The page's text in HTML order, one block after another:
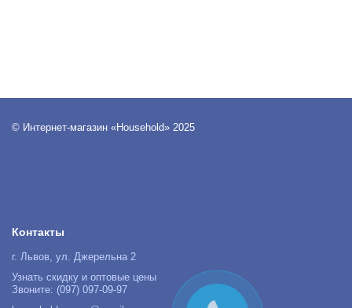
© Интернет-магазин «Household» 2025
Контакты
г. Львов, ул. Джерельна 2
Узнать скидку и оптовые цены
Звоните: (097) 097-09-97